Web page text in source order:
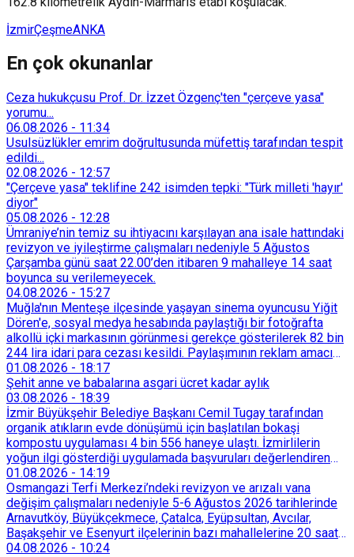
İzmirÇeşmeANKA
En çok okunanlar
Ceza hukukçusu Prof. Dr. İzzet Özgenç'ten "çerçeve yasa"
yorumu...
06.08.2026 - 11:34
Usulsüzlükler emrim doğrultusunda müfettiş tarafından tespit
edildi...
02.08.2026 - 12:57
"Çerçeve yasa" teklifine 242 isimden tepki: "Türk milleti 'hayır'
diyor"
05.08.2026 - 12:28
Ümraniye’nin temiz su ihtiyacını karşılayan ana isale hattındaki
revizyon ve iyileştirme çalışmaları nedeniyle 5 Ağustos
Çarşamba günü saat 22.00’den itibaren 9 mahalleye 14 saat
boyunca su verilemeyecek.
04.08.2026 - 15:27
Muğla'nın Menteşe ilçesinde yaşayan sinema oyuncusu Yiğit
Dören'e, sosyal medya hesabında paylaştığı bir fotoğrafta
alkollü içki markasının görünmesi gerekçe gösterilerek 82 bin
244 lira idari para cezası kesildi. Paylaşımının reklam amacı
taşımadığını savunan Dören, cezanın iptali için yargıya
başvurdu.
01.08.2026 - 18:17
Şehit anne ve babalarına asgari ücret kadar aylık
03.08.2026 - 18:39
İzmir Büyükşehir Belediye Başkanı Cemil Tugay tarafından
organik atıkların evde dönüşümü için başlatılan bokaşi
kompostu uygulaması 4 bin 556 haneye ulaştı. İzmirlilerin
yoğun ilgi gösterdiği uygulamada başvuruları değerlendiren
Tarımsal Hizmetler Dairesi Başkanlığı, farklı ilçelerde toplam
128 bokaşi kompost eğitimi düzenleyerek İzmirlileri
sürdürülebilir atık yönetimi sistemine dahil etti.
01.08.2026 - 14:19
Osmangazi Terfi Merkezi’ndeki revizyon ve arızalı vana
değişim çalışmaları nedeniyle 5-6 Ağustos 2026 tarihlerinde
Arnavutköy, Büyükçekmece, Çatalca, Eyüpsultan, Avcılar,
Başakşehir ve Esenyurt ilçelerinin bazı mahallelerine 20 saat
süreyle su verilemeyecek.
04.08.2026 - 10:24